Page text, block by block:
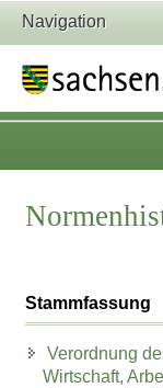
Navigation
Stammfassung
Verordnung
Wirtschaft,